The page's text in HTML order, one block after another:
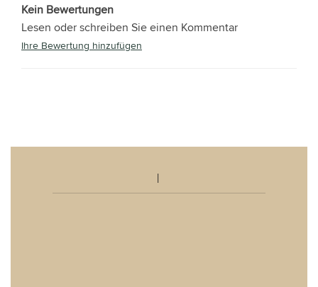
Kein Bewertungen
Lesen oder schreiben Sie einen Kommentar
Ihre Bewertung hinzufügen